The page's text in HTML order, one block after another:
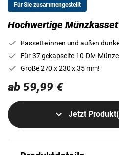
Für Sie zusammengestellt
Hochwertige
Kassette innen und außen
Für 37 gekapselte 10-DM-
Größe 270 x 230 x 35 mm!
ab 59,99 €
Jetzt